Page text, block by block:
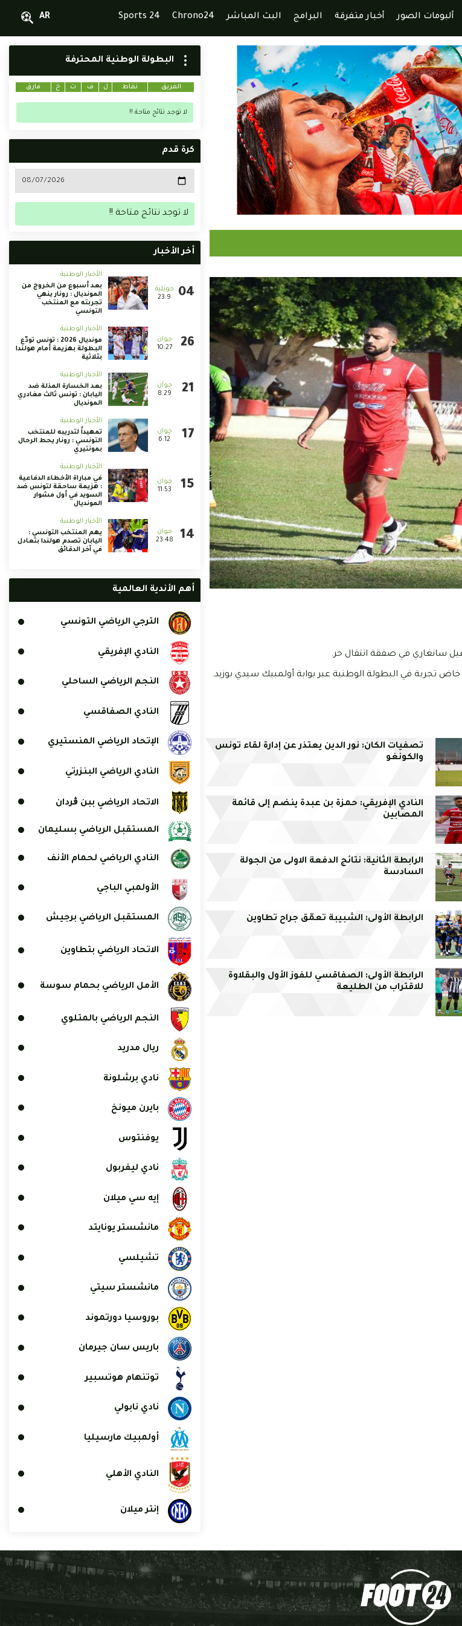
ألبومات الصور أخبار متفرقة البرامج البث المباشر Chrono24
Sports 24
AR
تصفيات الكان: نور الدين يعتذر عن إدارة لقاء تونس
والكونغو
النادي الإفريقي: حمزة بن عبدة ينضم إلى قائمة
المصابين
الرابطة الثانية: نتائج الدفعة الاولى من الجولة
السادسة
الرابطة الأولى: الشبيبة تعمّق جراح تطاوين
الرابطة الأولى: الصفاقسي للفوز الأول والبقلاوة
للاقتراب من الطليعة
البطولة الوطنية المحترفة
الفريق نقاط ل ف ت خ فارق
لا توجد نتائج متاحة !!
كرة قدم
لا توجد نتائج متاحة !!
أخر الأخبار
23:9
الأخبار الوطنية
بعد أسبوع من الخروج من
المونديال : رونار ينهي
تجربته مع المنتخب
التونسي
10:27
الأخبار الوطنية
مونديال 2026 : تونس تودّع
البطولة بهزيمة أمام هولندا
بثلاثية
8:29
الأخبار الوطنية
بعد الخسارة المذلة ضد
اليابان : تونس ثالث مغادري
المونديال
6:12
الأخبار الوطنية
تمهيداً لتدريبه للمنتخب
التونسي : رونار يحط الرحال
بمونتيري
11:53
الأخبار الوطنية
في مباراة الأخطاء الدفاعية
: هزيمة ساحقة لتونس ضد
السويد في أول مشوار
المونديال
23:48
الأخبار الوطنية
يهم المنتخب التونسي :
اليابان تصدم هولندا بتعادل
في آخر الدقائق
أهم الأندية العالمية
الترجي الرياضي التونسي
النادي الإفريقي
النجم الرياضي الساحلي
النادي الصفاقسي
الإتحاد الرياضي المنستيري
النادي الرياضي البنزرتي
الاتحاد الرياضي ببن ڨردان
المستقبل الرياضي بسليمان
النادي الرياضي لحمام الأنف
الأولمبي الباجي
المستقبل الرياضي برجيش
الاتحاد الرياضي بتطاوين
الأمل الرياضي بحمام سوسة
النجم الرياضي بالمتلوي
ريال مدريد
نادي برشلونة
بايرن ميونخ
يوفنتوس
نادي ليفربول
إيه سي ميلان
مانشستر يونايتد
تشيلسي
مانشستر سيتي
بوروسيا دورتموند
باريس سان جيرمان
توتنهام هوتسبير
نادي نابولي
أولمبيك مارسيليا
النادي الأهلي
إنتر ميلان